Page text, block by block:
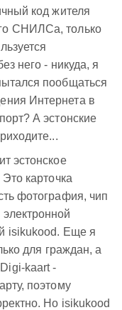
код жителя
СНИЛСа, только
него - никуда, я
пообщаться
Интернета в
А эстонские
эстонское
карточка
фотография, чип
isikukood. Еще я
для граждан, а
kaart -
поэтому
Но isikukood